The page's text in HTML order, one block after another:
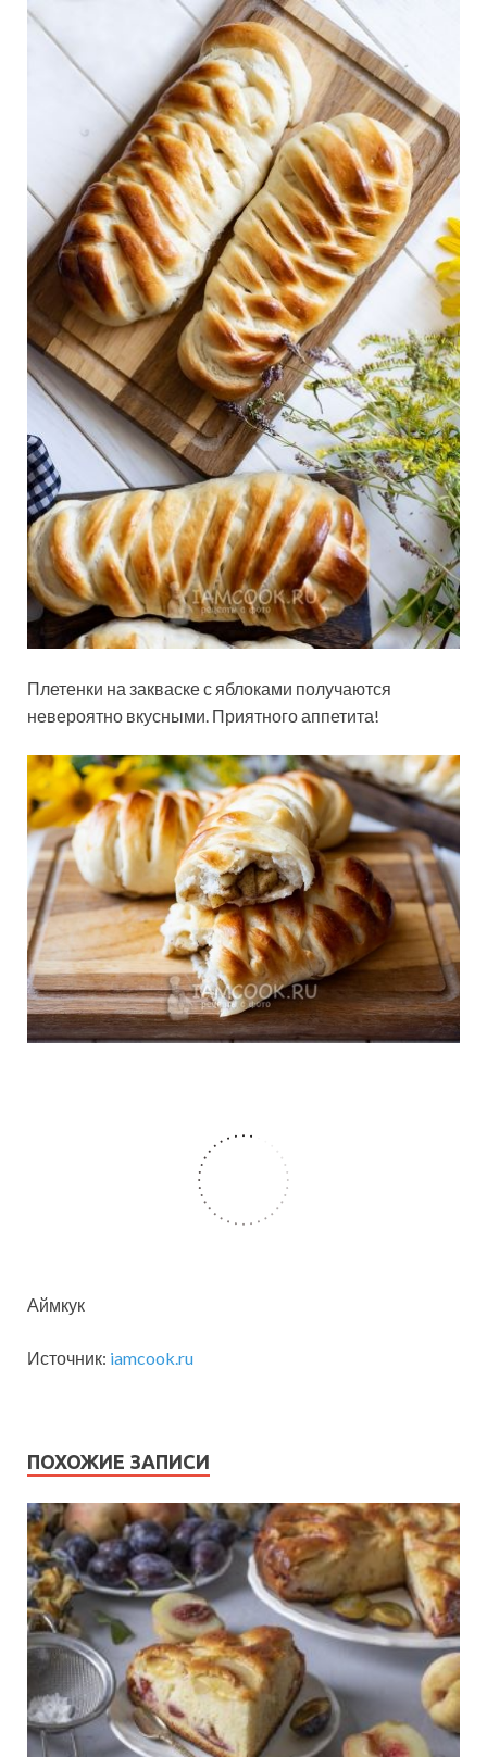
Плетенки на закваске с яблоками получаются
невероятно вкусными. Приятного аппетита!
Аймкук
Источник: iamcook.ru
ПОХОЖИЕ ЗАПИСИ